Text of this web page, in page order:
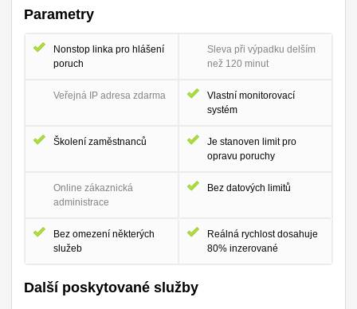
Parametry
Nonstop linka pro hlášení
poruch
Sleva při výpadku delším
než 120 minut
Veřejná IP adresa zdarma
Vlastní monitorovací
systém
Školení zaměstnanců
Je stanoven limit pro
opravu poruchy
Online zákaznická
administrace
Bez datových limitů
Bez omezení některých
služeb
Reálná rychlost dosahuje
80% inzerované
Další poskytované služby